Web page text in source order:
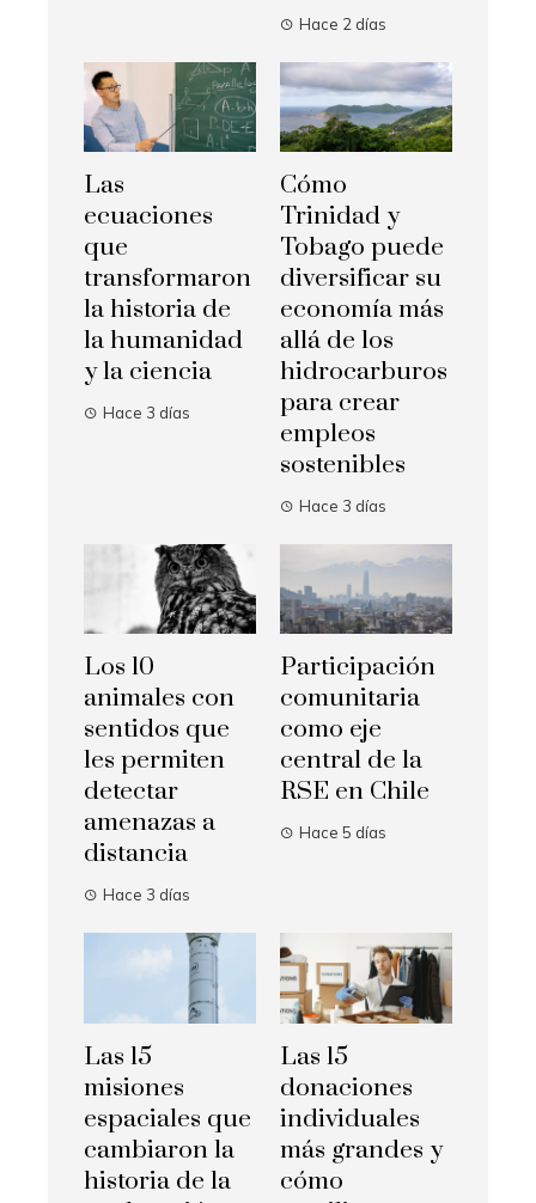
Hace 2 días
Las
ecuaciones
que
transformaron
la historia de
la humanidad
y la ciencia
Hace 3 días
Cómo
Trinidad y
Tobago puede
diversificar su
economía más
allá de los
hidrocarburos
para crear
empleos
sostenibles
Hace 3 días
Los 10
animales con
sentidos que
les permiten
detectar
amenazas a
distancia
Hace 3 días
Participación
comunitaria
como eje
central de la
RSE en Chile
Hace 5 días
Las 15
misiones
espaciales que
cambiaron la
historia de la
Las 15
donaciones
individuales
más grandes y
cómo